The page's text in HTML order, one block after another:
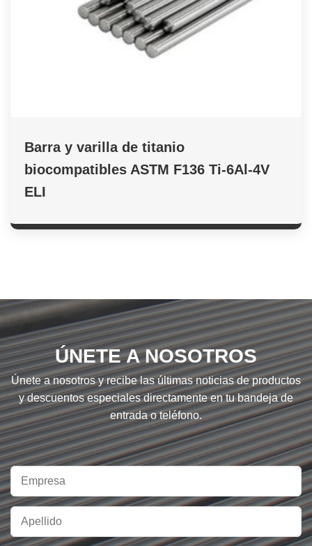
Barra y varilla de titanio
biocompatibles ASTM F136 Ti-6Al-4V
ELI
ÚNETE A NOSOTROS
Únete a nosotros y recibe las últimas noticias de productos
y descuentos especiales directamente en tu bandeja de
entrada o teléfono.